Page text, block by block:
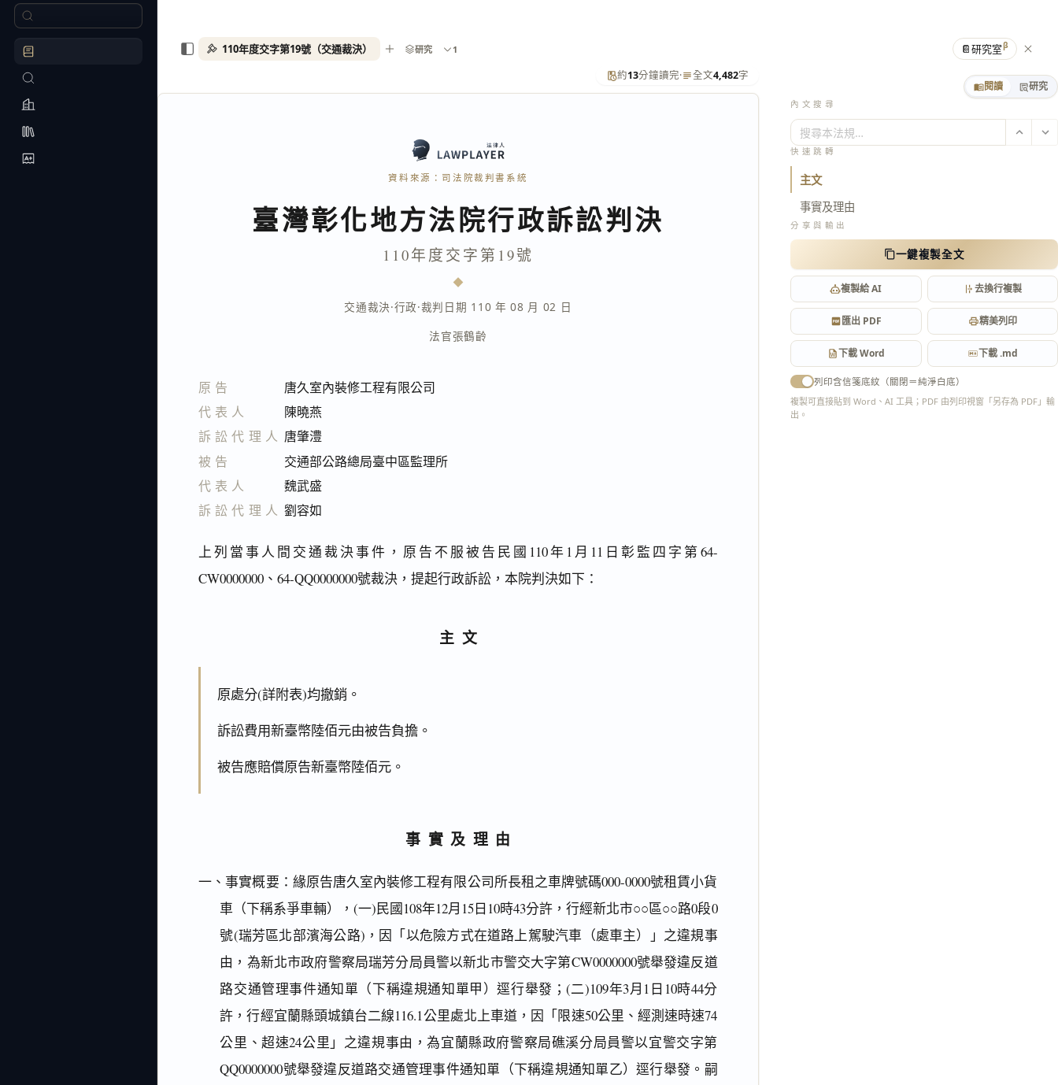
約13分鐘讀完· 全文4,482字
資料來源：司法院裁判書系統
臺灣彰化地方法院行政訴訟判決
110年度交字第19號
交通裁決·行政·裁判日期 110 年 08 月 02 日
法官張鶴齡
原告
唐久室內裝修工程有限公司
代表人
陳曉燕
訴訟代理人 唐肇澧
被告
交通部公路總局臺中區監理所
代表人
魏武盛
訴訟代理人 劉容如
上列當事人間交通裁決事件，原告不服被告民國110年1月11日彰監四字第64-
CW0000000、64-QQ0000000號裁決，提起行政訴訟，本院判決如下：
主文
原處分(詳附表)均撤銷。
訴訟費用新臺幣陸佰元由被告負擔。
被告應賠償原告新臺幣陸佰元。
事實及理由
一、事實概要：緣原告唐久室內裝修工程有限公司所長租之車牌號碼000-0000號租賃小貨
車（下稱系爭車輛），(一)民國108年12月15日10時43分許，行經新北市○○區○○路0段0
號(瑞芳區北部濱海公路)，因「以危險方式在道路上駕駛汽車（處車主）」之違規事
由，為新北市政府警察局瑞芳分局員警以新北市警交大字第CW0000000號舉發違反道
路交通管理事件通知單（下稱違規通知單甲）逕行舉發；(二)109年3月1日10時44分
許，行經宜蘭縣頭城鎮台二線116.1公里處北上車道，因「限速50公里、經測速時速74
公里、超速24公里」之違規事由，為宜蘭縣政府警察局礁溪分局員警以宜警交字第
QQ0000000號舉發違反道路交通管理事件通知單（下稱違規通知單乙）逕行舉發。嗣
閱讀 研究
內文搜尋
搜尋本法規…
快速跳轉
主文
事實及理由
分享與輸出
一鍵複製全文
複製給 AI 去換行複製
匯出 PDF 精美列印
下載 Word 下載 .md
列印含信箋底紋（關閉＝純淨白底）
複製可直接貼到 Word、AI 工具；PDF 由列印視窗「另存為 PDF」輸
出。
110年度交字第19號（交通裁決） 研究 1 📔研究室β